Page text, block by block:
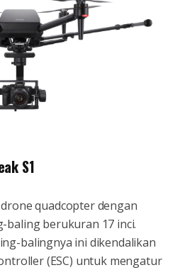
S1
quadcopter dengan
baling berukuran 17 inci.
balingnya ini dikendalikan
(ESC) untuk mengatur